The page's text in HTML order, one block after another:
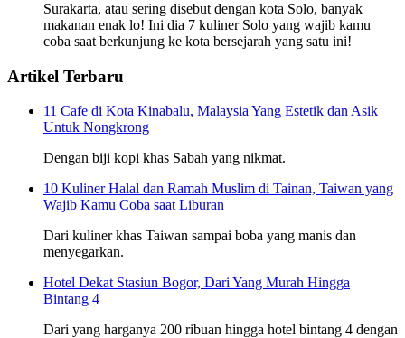
Surakarta, atau sering disebut dengan kota Solo, banyak
makanan enak lo! Ini dia 7 kuliner Solo yang wajib kamu
coba saat berkunjung ke kota bersejarah yang satu ini!
Artikel Terbaru
11 Cafe di Kota Kinabalu, Malaysia Yang Estetik dan Asik
Untuk Nongkrong
Dengan biji kopi khas Sabah yang nikmat.
10 Kuliner Halal dan Ramah Muslim di Tainan, Taiwan yang
Wajib Kamu Coba saat Liburan
Dari kuliner khas Taiwan sampai boba yang manis dan
menyegarkan.
Hotel Dekat Stasiun Bogor, Dari Yang Murah Hingga
Bintang 4
Dari yang harganya 200 ribuan hingga hotel bintang 4 dengan